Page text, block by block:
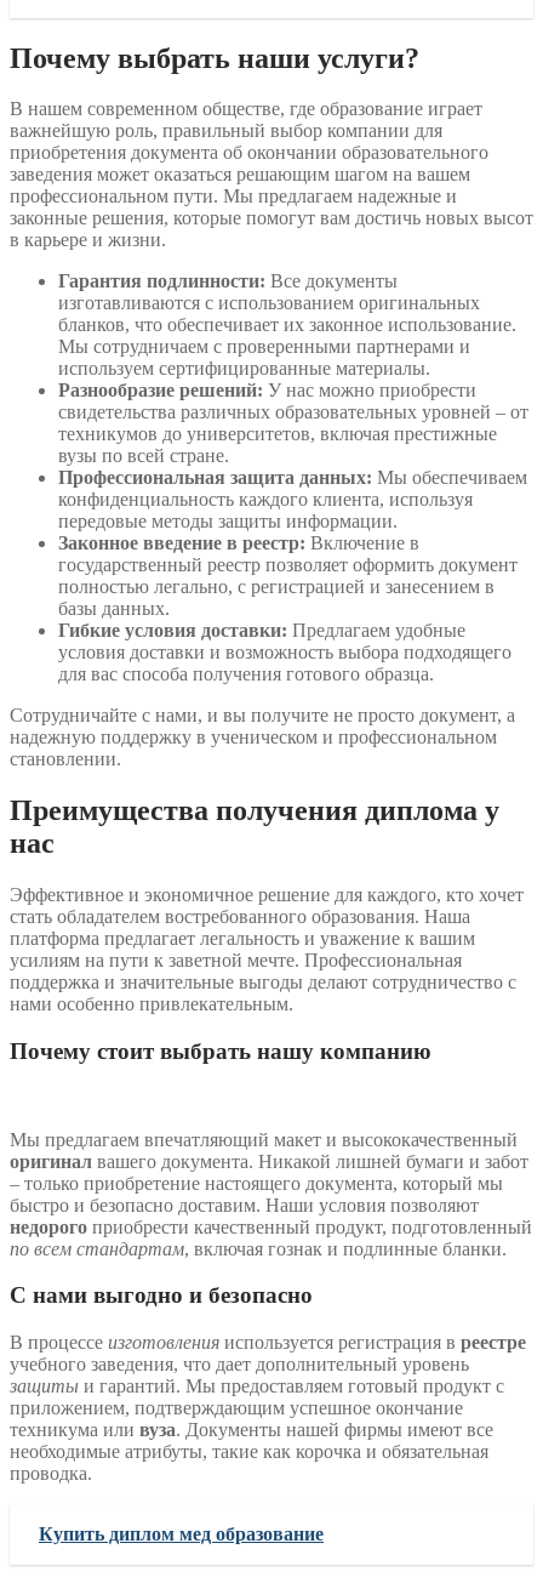
Почему выбрать наши услуги?
В нашем современном обществе, где образование играет
важнейшую роль, правильный выбор компании для
приобретения документа об окончании образовательного
заведения может оказаться решающим шагом на вашем
профессиональном пути. Мы предлагаем надежные и
законные решения, которые помогут вам достичь новых высот
в карьере и жизни.
Гарантия подлинности: Все документы
изготавливаются с использованием оригинальных
бланков, что обеспечивает их законное использование.
Мы сотрудничаем с проверенными партнерами и
используем сертифицированные материалы.
Разнообразие решений: У нас можно приобрести
свидетельства различных образовательных уровней – от
техникумов до университетов, включая престижные
вузы по всей стране.
Профессиональная защита данных: Мы обеспечиваем
конфиденциальность каждого клиента, используя
передовые методы защиты информации.
Законное введение в реестр: Включение в
государственный реестр позволяет оформить документ
полностью легально, с регистрацией и занесением в
базы данных.
Гибкие условия доставки: Предлагаем удобные
условия доставки и возможность выбора подходящего
для вас способа получения готового образца.
Сотрудничайте с нами, и вы получите не просто документ, а
надежную поддержку в ученическом и профессиональном
становлении.
Преимущества получения диплома у
нас
Эффективное и экономичное решение для каждого, кто хочет
стать обладателем востребованного образования. Наша
платформа предлагает легальность и уважение к вашим
усилиям на пути к заветной мечте. Профессиональная
поддержка и значительные выгоды делают сотрудничество с
нами особенно привлекательным.
Почему стоит выбрать нашу компанию
Мы предлагаем впечатляющий макет и высококачественный
оригинал вашего документа. Никакой лишней бумаги и забот
– только приобретение настоящего документа, который мы
быстро и безопасно доставим. Наши условия позволяют
недорого приобрести качественный продукт, подготовленный
по всем стандартам, включая гознак и подлинные бланки.
С нами выгодно и безопасно
В процессе изготовления используется регистрация в реестре
учебного заведения, что дает дополнительный уровень
защиты и гарантий. Мы предоставляем готовый продукт с
приложением, подтверждающим успешное окончание
техникума или вуза. Документы нашей фирмы имеют все
необходимые атрибуты, такие как корочка и обязательная
проводка.
Купить диплом мед образование